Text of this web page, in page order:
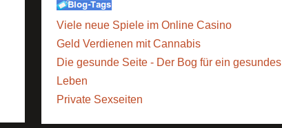
Viele neue Spiele im Online Casino
Geld Verdienen mit Cannabis
Die gesunde Seite - Der Bog für ein gesundes
Leben
Private Sexseiten